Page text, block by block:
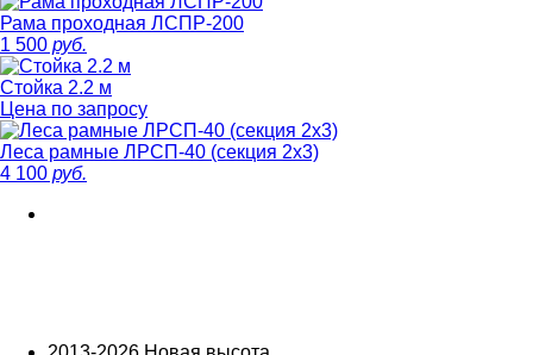
Рама проходная ЛСПР-200
1 500 руб.
Стойка 2.2 м
Цена по запросу
Леса рамные ЛРСП-40 (секция 2х3)
4 100 руб.